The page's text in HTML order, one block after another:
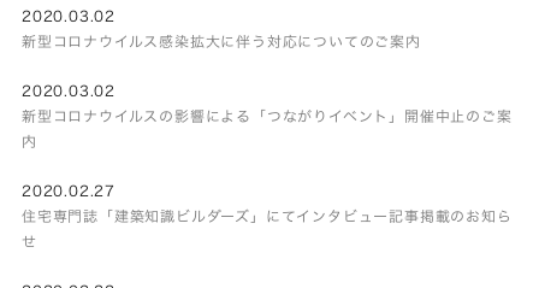
2020.03.02
新型コロナウイルス感染拡大に伴う対応についてのご案内
2020.03.02
新型コロナウイルスの影響による「つながりイベント」開催中止のご案
内
2020.02.27
住宅専門誌「建築知識ビルダーズ」にてインタビュー記事掲載のお知ら
せ